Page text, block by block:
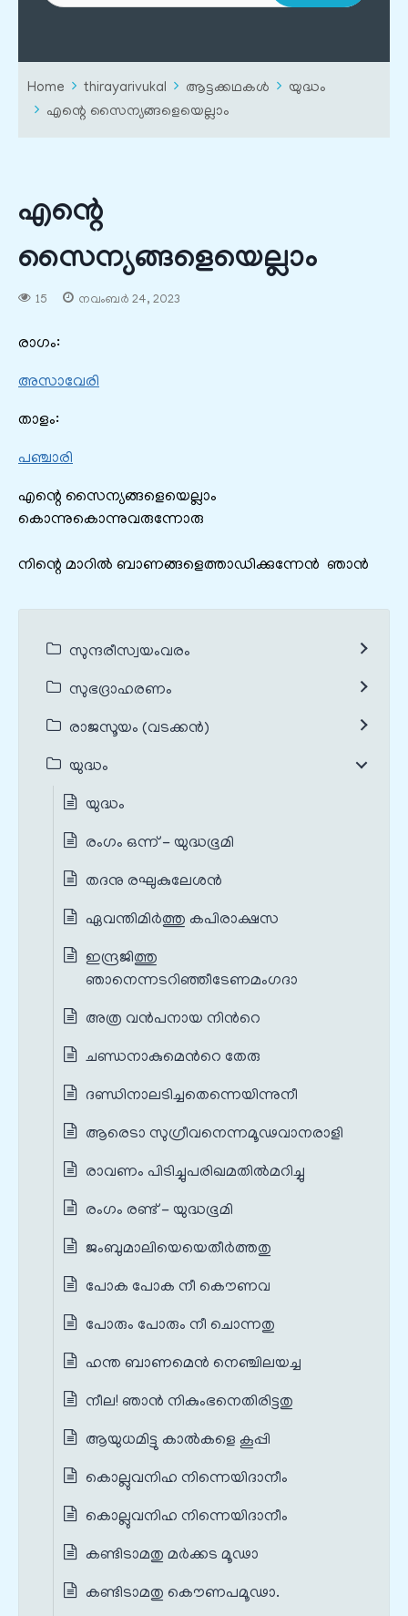
Home thirayarivukal ആട്ടക്കഥകൾ
യുദ്ധം
എന്റെ സൈന്യങ്ങളെയെല്ലാം
എന്റെ
സൈന്യങ്ങളെയെല്ലാം
15 നവംബർ 24, 2023
രാഗം:
അസാവേരി
താളം:
പഞ്ചാരി
എന്റെ സൈന്യങ്ങളെയെല്ലാം
കൊന്നുകൊന്നുവരുന്നോരു
നിന്റെ മാറിൽ ബാണങ്ങളെത്താഡിക്കുന്നേൻ ഞാന്‍
സുന്ദരീസ്വയംവരം
സുഭദ്രാഹരണം
രാജസൂയം (വടക്കൻ)
യുദ്ധം
യുദ്ധം
രംഗം ഒന്ന് - യുദ്ധഭൂമി
തദനു രഘുകുലേശന്‍
ഏവന്തിമിര്‍ത്തു കപിരാക്ഷസ
ഇന്ദ്രജിത്തു
ഞാനെന്നടറിഞ്ഞീടേണമംഗദാ
അത്ര വന്‍പനായ നിന്‍റെ
ചണ്ഡനാകുമെന്‍റെ തേരു
ദണ്ഡിനാലടിച്ചതെന്നെയിന്നുനീ
ആരെടാ സുഗ്രീവനെന്നമൂഢവാനരാളി
രാവണം പിടിച്ചുപരിഖമതില്‍മറിച്ചു
രംഗം രണ്ട് - യുദ്ധഭൂമി
ജംബുമാലിയെയെതീര്‍ത്തതു
പോക പോക നീ കൌണവ
പോരും പോരും നീ ചൊന്നതു
ഹന്ത ബാണമെൻ നെഞ്ചിലയച്ച
നീല! ഞാന്‍ നികുംഭനെതിരിട്ടതു
ആയുധമിട്ടു കാല്‍കളെ കൂപ്പി
കൊല്ലുവനിഹ നിന്നെയിദാനീം
കൊല്ലുവനിഹ നിന്നെയിദാനീം
കണ്ടിടാമതു മര്‍ക്കട മൂഢാ
കണ്ടിടാമതു കൌണപമൂഢാ.